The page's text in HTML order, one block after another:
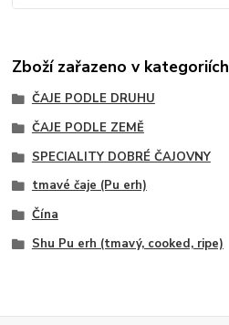
Zboží zařazeno v kategoriích
ČAJE PODLE DRUHU
ČAJE PODLE ZEMĚ
SPECIALITY DOBRÉ ČAJOVNY
tmavé čaje (Pu erh)
Čína
Shu Pu erh (tmavý, cooked, ripe)